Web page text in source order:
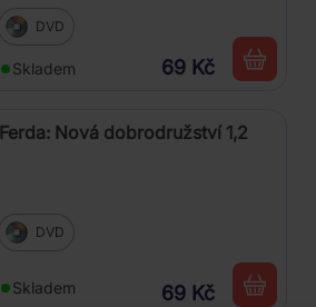
DVD
Skladem 69 Kč
Ferda: Nová dobrodružství 1,2
DVD
Skladem 69 Kč